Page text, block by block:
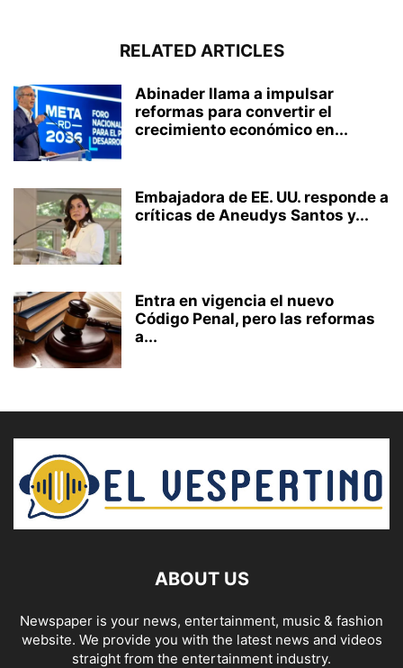
RELATED ARTICLES
Abinader llama a impulsar
reformas para convertir el
crecimiento económico en...
Embajadora de EE. UU. responde a
críticas de Aneudys Santos y...
Entra en vigencia el nuevo
Código Penal, pero las reformas
a...
ABOUT US
Newspaper is your news, entertainment, music & fashion
website. We provide you with the latest news and videos
straight from the entertainment industry.